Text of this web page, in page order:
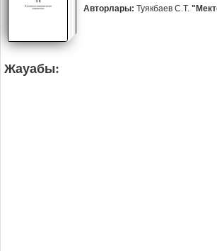
Авторлары: Туякбаев С.Т.
Жауабы: